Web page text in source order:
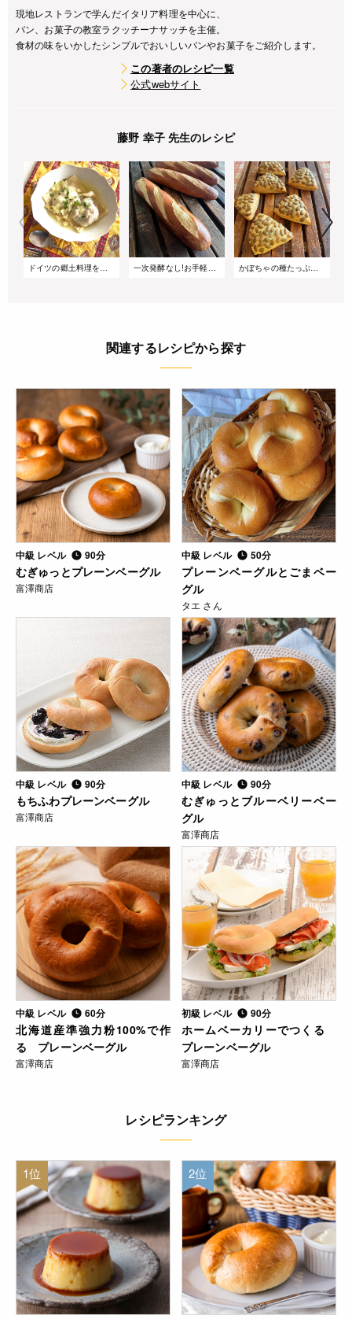
現地レストランで学んだイタリア料理を中心に、
パン、お菓子の教室ラクッチーナサッチを主催。
食材の味をいかしたシンプルでおいしいパンやお菓子をご紹介します。
この著者のレシピ一覧
公式webサイト
藤野 幸子 先生のレシピ
ドイツの郷土料理をお家で楽しむ!「マウルタッシェン」 一次発酵なし!お手軽ドイツパン【ラウゲンベックル】 かぼちゃの種たっぷり!ドイツの食事パン【キュルビスケルンブロートヒェン】
関連するレシピから探す
中級 レベル 90分
むぎゅっとプレーンベーグル
富澤商店
中級 レベル 50分
プレーンベーグルとごまベー
グル
タエ さん
中級 レベル 90分
もちふわプレーンベーグル
富澤商店
中級 レベル 90分
むぎゅっとブルーベリーベー
グル
富澤商店
中級 レベル 60分
北海道産準強力粉100%で作
る プレーンベーグル
富澤商店
初級 レベル 90分
ホームベーカリーでつくる
プレーンベーグル
富澤商店
レシピランキング
1位 2位